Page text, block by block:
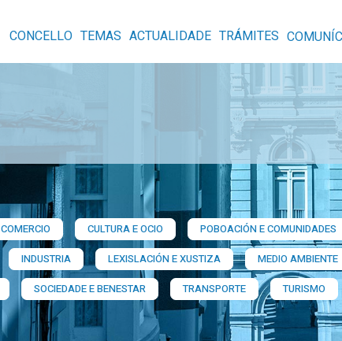
CONCELLO TEMAS ACTUALIDADE TRÁMITES
COMERCIO CULTURA E OCIO POBOACIÓN E COMUNIDADES
INDUSTRIA LEXISLACIÓN E XUSTIZA MEDIO AMBIENTE
SOCIEDADE E BENESTAR TRANSPORTE TURISMO